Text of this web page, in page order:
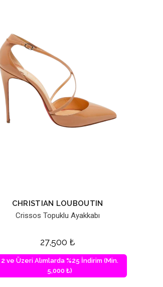
CHRISTIAN LOUBOUTIN
Crissos Topuklu Ayakkabı
27,500 ₺
2 ve Üzeri Alımlarda %25 İndirim (Min.
5,000 ₺)